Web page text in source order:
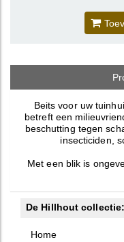
Beits voor uw
betreft een
beschutting tegen
insecticiden,
Met een blik is
De Hillhout collectie:
Home